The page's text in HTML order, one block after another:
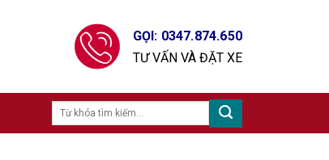
GỌI: 0347.874.650
TƯ VẤN VÀ ĐẶT XE